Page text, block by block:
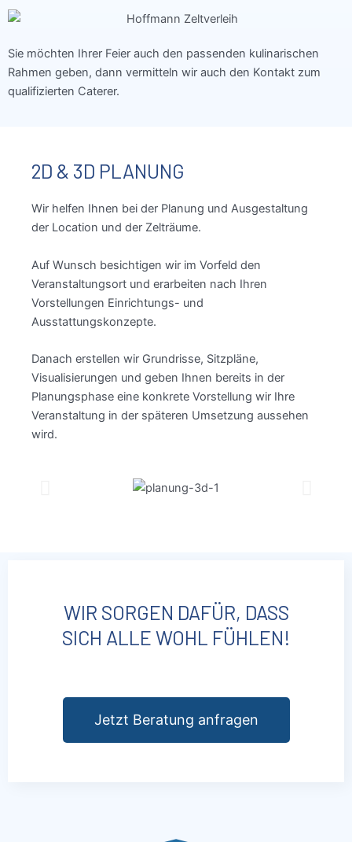
Sie möchten Ihrer Feier auch den passenden kulinarischen
Rahmen geben, dann vermitteln wir auch den Kontakt zum
qualifizierten Caterer.
2D & 3D PLANUNG
Wir helfen Ihnen bei der Planung und Ausgestaltung
der Location und der Zelträume.
Auf Wunsch besichtigen wir im Vorfeld den
Veranstaltungsort und erarbeiten nach Ihren
Vorstellungen Einrichtungs- und
Ausstattungskonzepte.
Danach erstellen wir Grundrisse, Sitzpläne,
Visualisierungen und geben Ihnen bereits in der
Planungsphase eine konkrete Vorstellung wir Ihre
Veranstaltung in der späteren Umsetzung aussehen
wird.
WIR SORGEN DAFÜR, DASS
SICH ALLE WOHL FÜHLEN!
Jetzt Beratung anfragen